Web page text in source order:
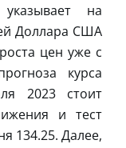
на
Доллара США
цен уже с
курса
2023 стоит
и тест
134.25. Далее,